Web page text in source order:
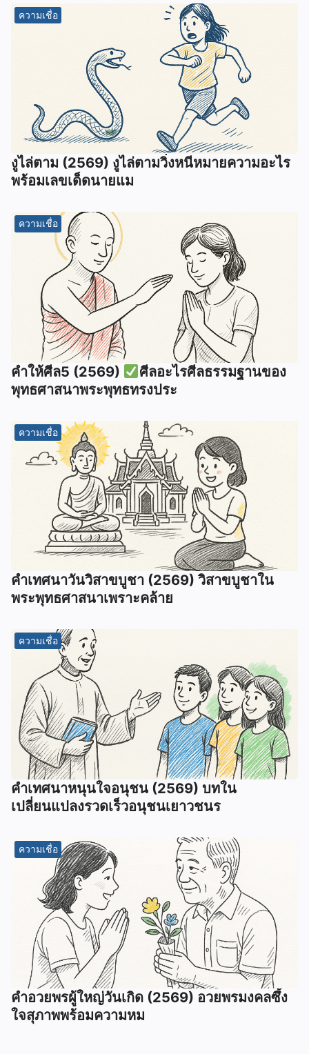
ความเชื่อ
งูไล่ตาม (2569) งูไล่ตามวิ่งหนีหมายความอะไร
พร้อมเลขเด็ดนายแม
ความเชื่อ
คำให้ศีล5 (2569)
ศีลอะไรศีลธรรมฐานของ
พุทธศาสนาพระพุทธทรงประ
ความเชื่อ
คำเทศนาวันวิสาขบูชา (2569) วิสาขบูชาใน
พระพุทธศาสนาเพราะคล้าย
ความเชื่อ
คำเทศนาหนุนใจอนุชน (2569) บทใน
เปลี่ยนแปลงรวดเร็วอนุชนเยาวชนร
ความเชื่อ
คำอวยพรผู้ใหญ่วันเกิด (2569) อวยพรมงคลซึ้ง
ใจสุภาพพร้อมความหม